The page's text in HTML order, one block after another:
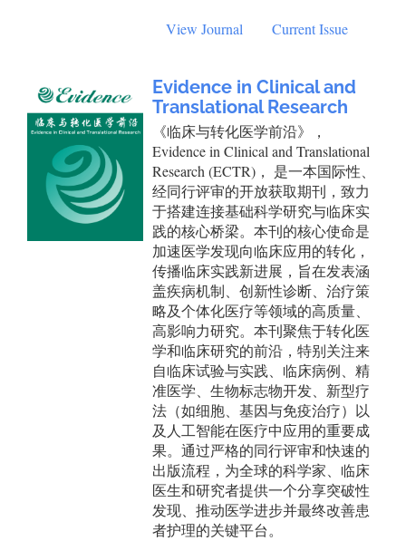
View Journal Current Issue
Evidence in Clinical and
Translational Research
《临床与转化医学前沿》，
Evidence in Clinical and Translational
Research (ECTR)， 是一本国际性、
经同行评审的开放获取期刊，致力
于搭建连接基础科学研究与临床实
践的核心桥梁。本刊的核心使命是
加速医学发现向临床应用的转化，
传播临床实践新进展，旨在发表涵
盖疾病机制、创新性诊断、治疗策
略及个体化医疗等领域的高质量、
高影响力研究。本刊聚焦于转化医
学和临床研究的前沿，特别关注来
自临床试验与实践、临床病例、精
准医学、生物标志物开发、新型疗
法（如细胞、基因与免疫治疗）以
及人工智能在医疗中应用的重要成
果。通过严格的同行评审和快速的
出版流程，为全球的科学家、临床
医生和研究者提供一个分享突破性
发现、推动医学进步并最终改善患
者护理的关键平台。